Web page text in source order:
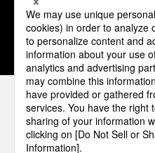
1 2 3
パナソニックの電